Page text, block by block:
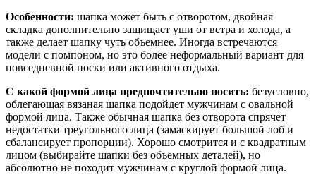
Особенности: шапка может быть с отворотом, двойная
складка дополнительно защищает уши от ветра и холода, а
также делает шапку чуть объемнее. Иногда встречаются
модели с помпоном, но это более неформальный вариант для
повседневной носки или активного отдыха.
С какой формой лица предпочтительно носить: безусловно,
облегающая вязаная шапка подойдет мужчинам с овальной
формой лица. Также обычная шапка без отворота спрячет
недостатки треугольного лица (замаскирует большой лоб и
сбалансирует пропорции). Хорошо смотрится и с квадратным
лицом (выбирайте шапки без объемных деталей), но
абсолютно не походит мужчинам с круглой формой лица.